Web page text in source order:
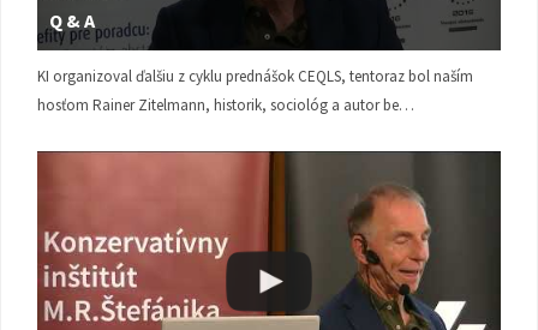
Q & A
KI organizoval ďalšiu z cyklu prednášok CEQLS, tentoraz bol naším
hosťom Rainer Zitelmann, historik, sociológ a autor be…